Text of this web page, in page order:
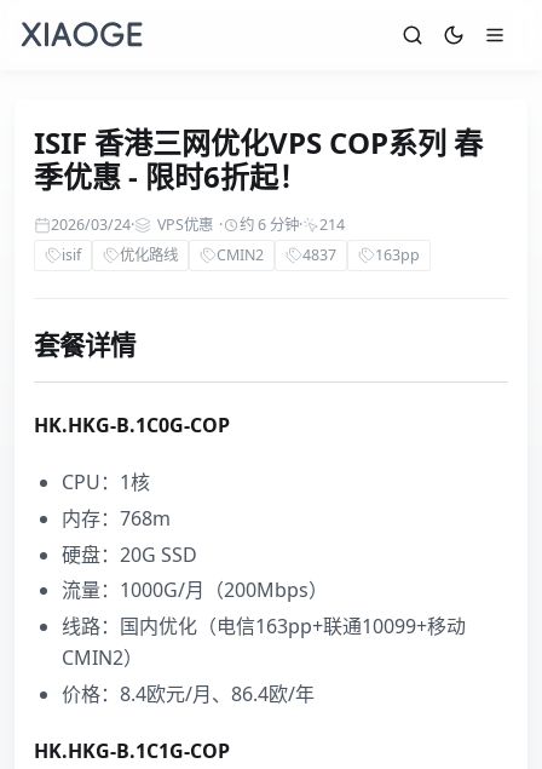
ISIF 香港三网优化VPS COP系列 春
季优惠 - 限时6折起！
2026/03/24· VPS优惠 · 约 6 分钟·
214
isif
优化路线 CMIN2 4837 163pp
套餐详情
HK.HKG-B.1C0G-COP
CPU：1核
内存：768m
硬盘：20G SSD
流量：1000G/月（200Mbps）
线路：国内优化（电信163pp+联通10099+移动
CMIN2）
价格：8.4欧元/月、86.4欧/年
HK.HKG-B.1C1G-COP